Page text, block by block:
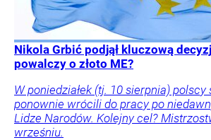
Nikola Grbić podjął kluczową
powalczy o złoto ME?
W poniedziałek (tj. 10 sierpnia) polscy
ponownie wrócili do pracy po
Lidze Narodów. Kolejny cel?
wrześniu.